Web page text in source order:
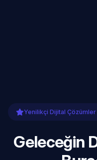
Yenilikçi Dijital Çözümler
Geleceğin